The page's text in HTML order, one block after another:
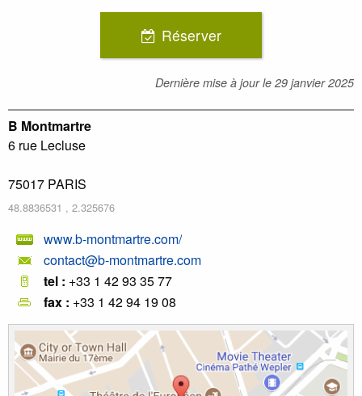
Réserver
Dernière mise à jour le 29 janvier 2025
B Montmartre
6 rue Lecluse
75017 PARIS
48.8836531 , 2.325676
www.b-montmartre.com/
contact@b-montmartre.com
tel : +33 1 42 93 35 77
fax : +33 1 42 94 19 08